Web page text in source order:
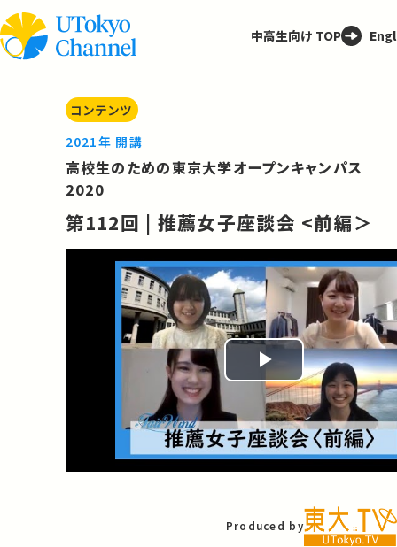
中高生向け TOP
コンテンツ
2021年 開講
高校生のための東京大学オープンキャンパス
2020
第112回 | 推薦女子座談会 <前編＞
Play
Video
Produced by